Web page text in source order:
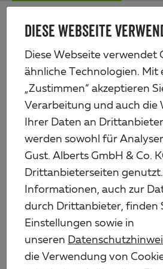
DIESE WEBSEITE
Diese Webseite verwendet
ähnliche Technologien. Mit
„Zustimmen“ akzeptieren
Verarbeitung und auch die
Ihrer Daten an
werden sowohl für
Gust. Alberts GmbH & Co.
Drittanbieterseiten
Informationen, auch zur
durch Drittanbieter, finden
Einstellungen sowie in
unseren
die Verwendung von
Zum
Alberts
Produkte Zauntechnik
Klobenpfosten für Einzel- und Doppeltore